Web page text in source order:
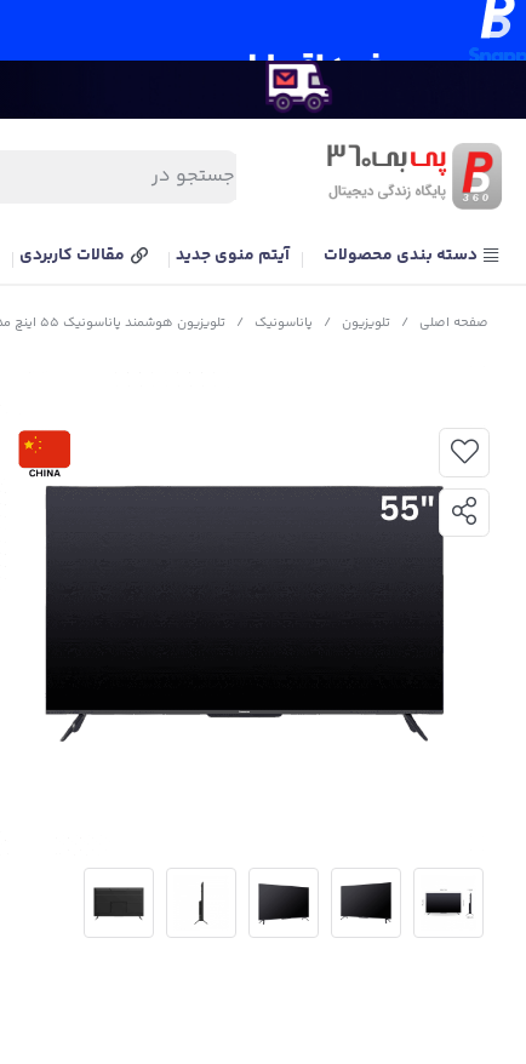
دسته بندی محصولات آیتم منوی جدید مقالات کاربردی
صفحه اصلی / تلویزیون / پاناسونیک / تلویزیون هوشمند پاناسونیک 55 اینچ مدل PANASONIC HX750 55 TV